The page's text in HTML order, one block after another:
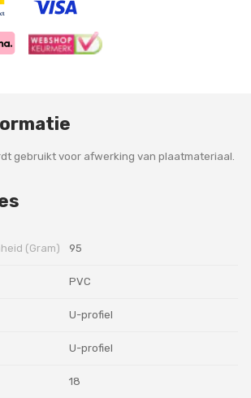
gebruikt voor afwerking van plaatmateriaal.
(Gram) 95
PVC
U-profiel
U-profiel
18